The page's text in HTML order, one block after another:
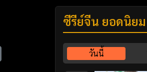
ซีรี่ย์จีน ยอดนิยม
วันนี้